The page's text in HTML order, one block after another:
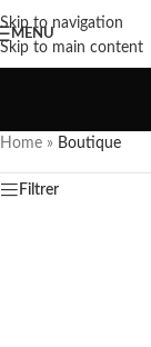
Skip to navigation
Skip to main content
MENU
Home » Boutique
Filtrer